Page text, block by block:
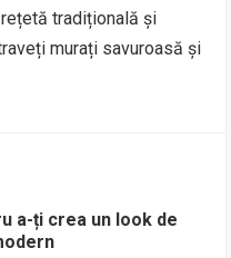
tradițională și
murați savuroasă și
a-ți crea un look de